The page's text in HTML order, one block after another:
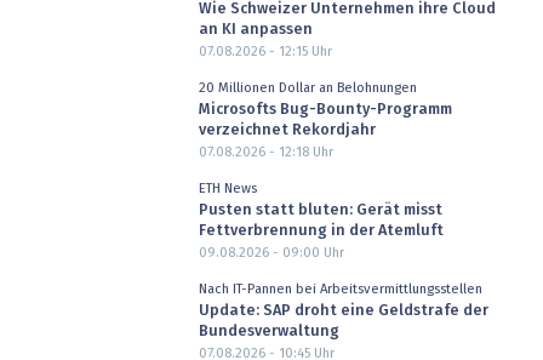
Wie Schweizer Unternehmen ihre Cloud
an KI anpassen
07.08.2026 - 12:15Uhr
20 Millionen Dollar an Belohnungen
Microsofts Bug-Bounty-Programm
verzeichnet Rekordjahr
07.08.2026 - 12:18Uhr
ETH News
Pusten statt bluten: Gerät misst
Fettverbrennung in der Atemluft
09.08.2026 - 09:00 Uhr
Nach IT-Pannen bei Arbeitsvermittlungsstellen
Update: SAP droht eine Geldstrafe der
Bundesverwaltung
07.08.2026 - 10:45Uhr